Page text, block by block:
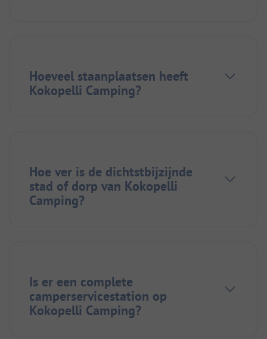
Hoeveel staanplaatsen heeft
Kokopelli Camping?
Hoe ver is de dichtstbijzijnde
stad of dorp van Kokopelli
Camping?
Is er een complete
camperservicestation op
Kokopelli Camping?